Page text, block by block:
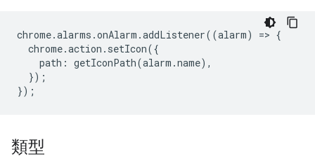
chrome.alarms .onAlarm .addListener((alarm) => {
chrome.action . setIcon({
path : getIconPath(alarm .name),
});
});
類型